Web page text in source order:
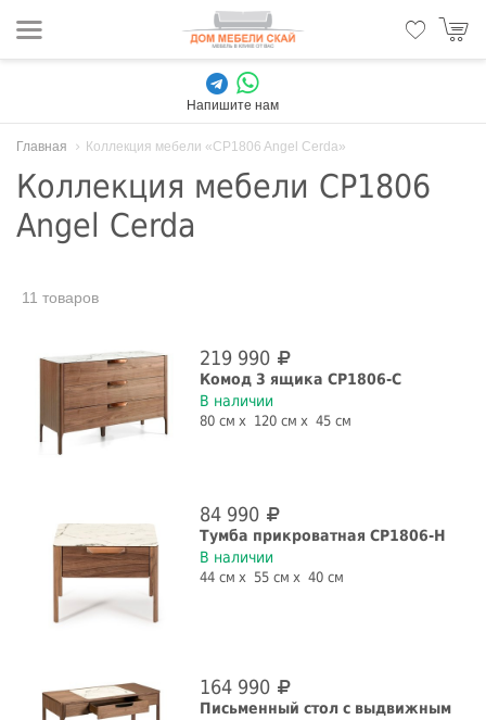
Напишите нам
Главная Коллекция мебели «CP1806 Angel Cerda»
Коллекция мебели CP1806
Angel Cerda
11 товаров
219 990
Комод 3 ящика CP1806-C
В наличии
80 см 120 см 45 см
84 990
Тумба прикроватная CP1806-H
В наличии
44 см 55 см 40 см
164 990
Письменный стол с выдвижным